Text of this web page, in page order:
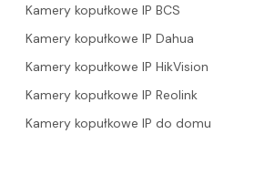
Kamery kopułkowe IP BCS
Kamery kopułkowe IP Dahua
Kamery kopułkowe IP HikVision
Kamery kopułkowe IP Reolink
Kamery kopułkowe IP do domu